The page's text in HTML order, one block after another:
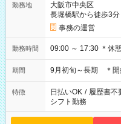
勤務地
大阪市中央区
長堀橋駅から徒歩3分
事務の運営
勤務時間 09:00 ～ 17:30 ＊休
期間 9月初旬～長期 ＊開
特徴 日払いOK / 履歴書不
シフト勤務